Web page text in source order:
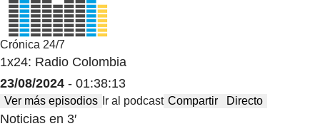
Crónica 24/7
1x24: Radio Colombia
23/08/2024 - 01:38:13
Ver más episodios Ir al podcast Compartir Directo
Noticias en 3′